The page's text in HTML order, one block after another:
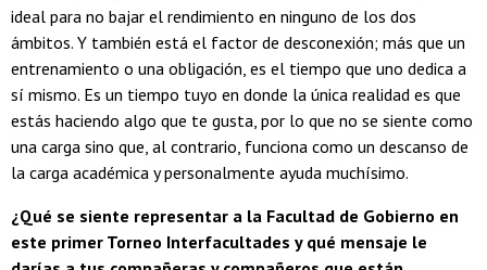
ideal para no bajar el rendimiento en ninguno de los dos
ámbitos. Y también está el factor de desconexión; más que un
entrenamiento o una obligación, es el tiempo que uno dedica a
sí mismo. Es un tiempo tuyo en donde la única realidad es que
estás haciendo algo que te gusta, por lo que no se siente como
una carga sino que, al contrario, funciona como un descanso de
la carga académica y personalmente ayuda muchísimo.
¿Qué se siente representar a la Facultad de Gobierno en
este primer Torneo Interfacultades y qué mensaje le